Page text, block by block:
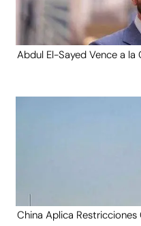
Abdul El-Sayed Vence a
China Aplica Restricciones